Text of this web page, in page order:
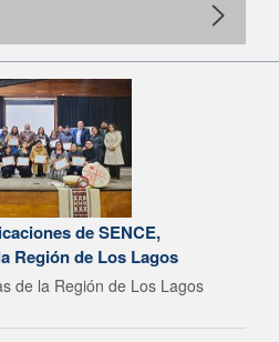
de SENCE,
Región de Los Lagos
de la Región de Los Lagos